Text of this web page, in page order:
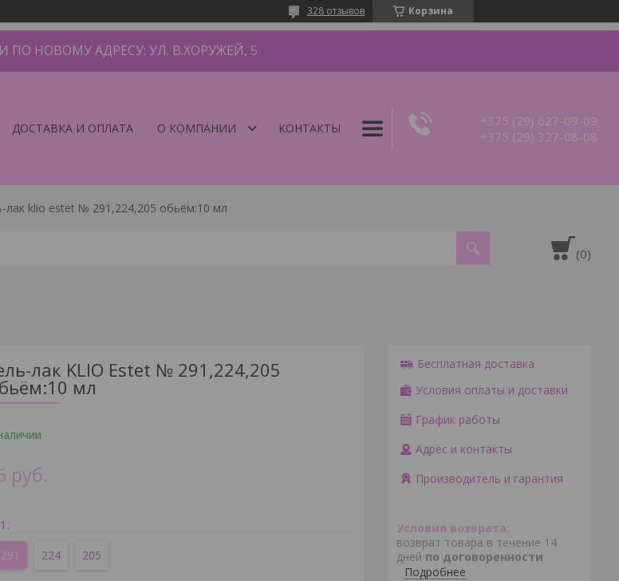
Корзина
328 отзывов
ПО НОВОМУ АДРЕСУ: УЛ. В.ХОРУЖЕЙ, 5
ДОСТАВКА И ОПЛАТА О КОМПАНИИ КОНТАКТЫ
+375 (29) 627-09-09
+375 (29) 327-08-08
лак klio estet № 291,224,205 обьём:10 мл
лак KLIO Estet № 291,224,205
мл
руб.
:
291 224 205
Бесплатная доставка
Условия оплаты и доставки
График работы
Адрес и контакты
Производитель и гарантия
возврат товара в течение 14
дней по договоренности
Подробнее